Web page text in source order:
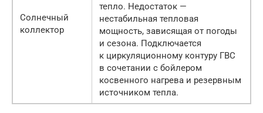
Солнечный
коллектор
тепло. Недостаток —
нестабильная тепловая
мощность, зависящая от погоды
и сезона. Подключается
к циркуляционному контуру ГВС
в сочетании с бойлером
косвенного нагрева и резервным
источником тепла.